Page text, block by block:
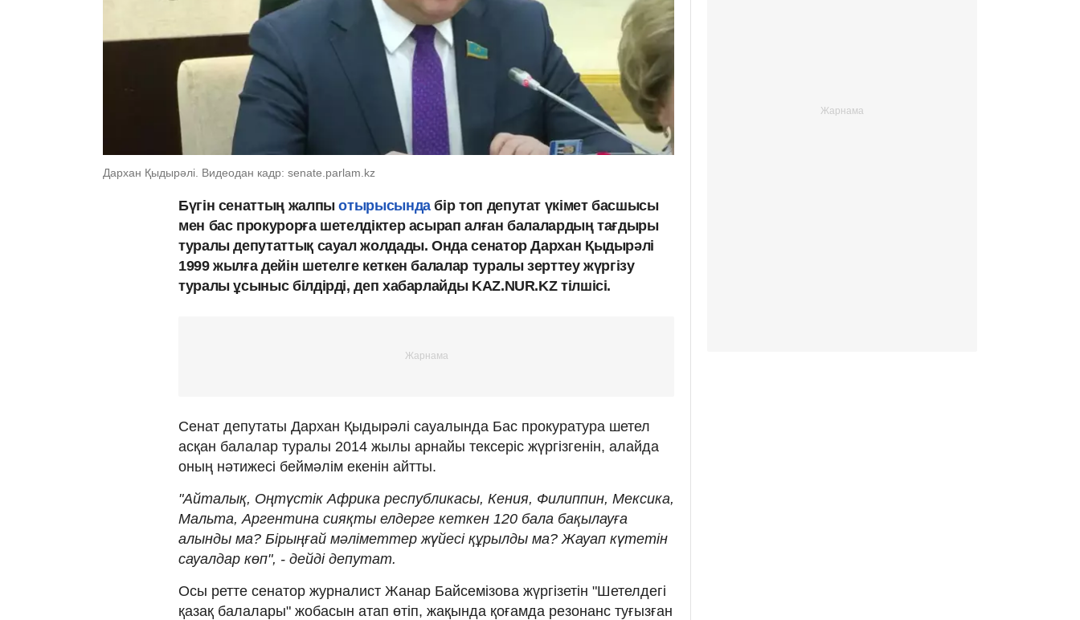
Дархан Қыдырәлі. Видеодан кадр: senate.parlam.kz
Бүгін сенаттың жалпыотырысындабір топ депутат үкімет басшысы
мен бас прокурорға шетелдіктер асырап алған балалардың тағдыры
туралы депутаттық сауал жолдады. Онда сенатор Дархан Қыдырәлі
1999 жылға дейін шетелге кеткен балалар туралы зерттеу жүргізу
туралы ұсыныс білдірді, деп хабарлайды KAZ.NUR.KZ тілшісі.
Сенат депутаты Дархан Қыдырәлі сауалында Бас прокуратура шетел
асқан балалар туралы 2014 жылы арнайы тексеріс жүргізгенін, алайда
оның нәтижесі беймәлім екенін айтты.
"Айталық, Оңтүстік Африка республикасы, Кения, Филиппин, Мексика,
Мальта, Аргентина сияқты елдерге кеткен 120 бала бақылауға
алынды ма? Бірыңғай мәліметтер жүйесі құрылды ма? Жауап күтетін
сауалдар көп", - дейді депутат.
Осы ретте сенатор журналист Жанар Байсемізова жүргізетін "Шетелдегі
қазақ балалары" жобасын атап өтіп, жақында қоғамда резонанс туғызған